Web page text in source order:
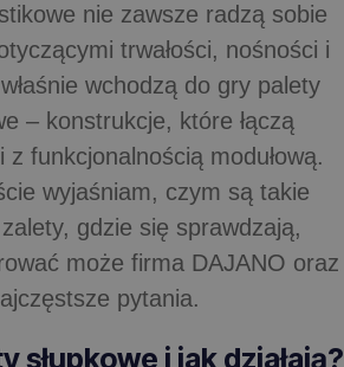
nie zawsze radzą sobie
trwałości, nośności i
wchodzą do gry palety
– konstrukcje, które łączą
z funkcjonalnością modułową.
wyjaśniam, czym są takie
gdzie się sprawdzają,
może firma DAJANO oraz
pytania.
słupkowe i jak działają?